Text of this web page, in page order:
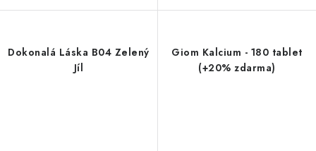
Dokonalá Láska B04 Zelený
Jíl
Giom Kalcium - 180 tablet
(+20% zdarma)